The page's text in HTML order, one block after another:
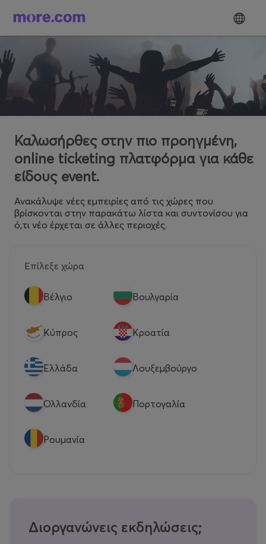
Καλωσήρθες στην πιο προηγμένη,
online ticketing πλατφόρμα για κάθε
είδους event.
Ανακάλυψε νέες εμπειρίες από τις χώρες που
βρίσκονται στην παρακάτω λίστα και συντονίσου για
ό,τι νέο έρχεται σε άλλες περιοχές.
Επίλεξε χώρα
Βέλγιο Βουλγαρία
Κύπρος Κροατία
Eλλάδα Λουξεμβούργο
Ολλανδία Πορτογαλία
Ρουμανία
Διοργανώνεις εκδηλώσεις;